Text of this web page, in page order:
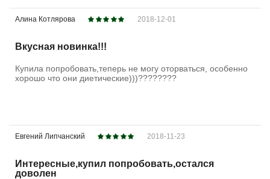
Алина Котлярова 2018-12-01
Вкусная новинка!!!
Купила попробовать,теперь не могу оторваться, особенно
хорошо что они диетические)))????????
Евгений Липчанский 2018-11-23
Интересные,купил попробовать,остался
доволен